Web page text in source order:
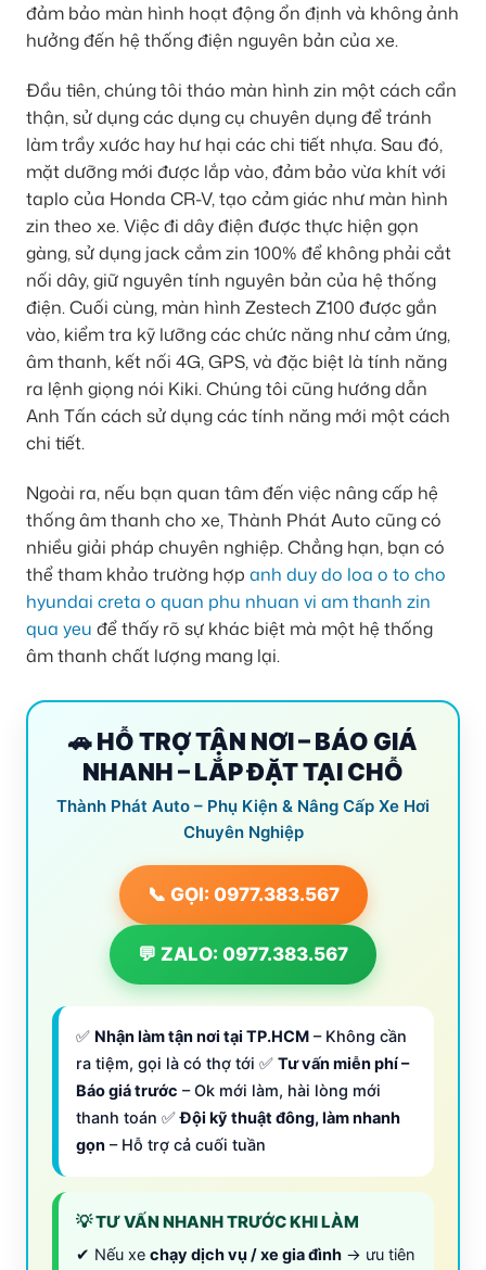
đảm bảo màn hình hoạt động ổn định và không ảnh
hưởng đến hệ thống điện nguyên bản của xe.
Đầu tiên, chúng tôi tháo màn hình zin một cách cẩn
thận, sử dụng các dụng cụ chuyên dụng để tránh
làm trầy xước hay hư hại các chi tiết nhựa. Sau đó,
mặt dưỡng mới được lắp vào, đảm bảo vừa khít với
taplo của Honda CR-V, tạo cảm giác như màn hình
zin theo xe. Việc đi dây điện được thực hiện gọn
gàng, sử dụng jack cắm zin 100% để không phải cắt
nối dây, giữ nguyên tính nguyên bản của hệ thống
điện. Cuối cùng, màn hình Zestech Z100 được gắn
vào, kiểm tra kỹ lưỡng các chức năng như cảm ứng,
âm thanh, kết nối 4G, GPS, và đặc biệt là tính năng
ra lệnh giọng nói Kiki. Chúng tôi cũng hướng dẫn
Anh Tấn cách sử dụng các tính năng mới một cách
chi tiết.
Ngoài ra, nếu bạn quan tâm đến việc nâng cấp hệ
thống âm thanh cho xe, Thành Phát Auto cũng có
nhiều giải pháp chuyên nghiệp. Chẳng hạn, bạn có
thể tham khảo trường hợp anh duy do loa o to cho
hyundai creta o quan phu nhuan vi am thanh zin
qua yeu để thấy rõ sự khác biệt mà một hệ thống
âm thanh chất lượng mang lại.
🚗 HỖ TRỢ TẬN NƠI – BÁO GIÁ
NHANH – LẮP ĐẶT TẠI CHỖ
Thành Phát Auto – Phụ Kiện & Nâng Cấp Xe Hơi
Chuyên Nghiệp
📞 GỌI: 0977.383.567
💬 ZALO: 0977.383.567
✅ Nhận làm tận nơi tại TP.HCM – Không cần
ra tiệm, gọi là có thợ tới ✅ Tư vấn miễn phí –
Báo giá trước – Ok mới làm, hài lòng mới
thanh toán ✅Đội kỹ thuật đông, làm nhanh
gọn – Hỗ trợ cả cuối tuần
💡 TƯ VẤN NHANH TRƯỚC KHI LÀM
✔ Nếu xe chạy dịch vụ / xe gia đình → ưu tiên